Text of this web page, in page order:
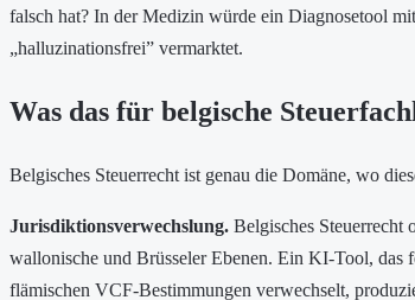
falsch hat? In der Medizin würde ein Diagnosetool
„halluzinationsfrei” vermarktet.
Was das für belgische
Belgisches Steuerrecht ist genau die Domäne, wo
Jurisdiktionsverwechslung. Belgisches Steuerrecht
wallonische und Brüsseler Ebenen. Ein KI-Tool, das
flämischen VCF-Bestimmungen verwechselt,